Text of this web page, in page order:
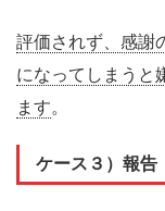
評価されず、感謝
になってしまうと
ます。
ケース３） 報告